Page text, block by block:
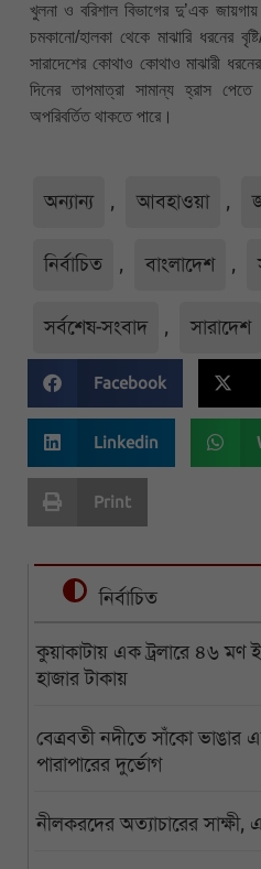
খুলনা ও বরিশাল বিভাগের দু’এক
চমকানো/হালকা থেকে মাঝারি ধরনের
সারাদেশের কোথাও কোথাও মাঝারী
দিনের তাপমাত্রা সামান্য হ্রাস
অপরিবর্তিত থাকতে পারে।
অন্যান্য , আবহাওয়া ,
নির্বাচিত , বাংলাদেশ ,
সর্বশেষ-সংবাদ , সারাদেশ
Facebook
Linkedin
Print
নির্বাচিত
কুয়াকাটায় এক ট্রলারে ৪৬ মণ
হাজার টাকায়
বেত্রবতী নদীতে সাঁকো ভাঙার
পারাপারের দুর্ভোগ
নীলকরদের অত্যাচারের সাক্ষী,